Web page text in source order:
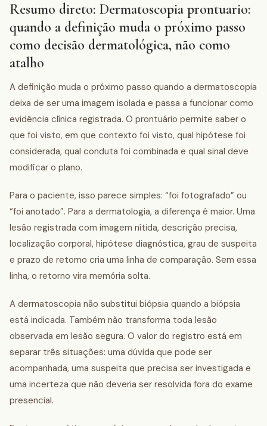
Resumo direto: Dermatoscopia prontuario:
quando a definição muda o próximo passo
como decisão dermatológica, não como
atalho
A definição muda o próximo passo quando a dermatoscopia
deixa de ser uma imagem isolada e passa a funcionar como
evidência clínica registrada. O prontuário permite saber o
que foi visto, em que contexto foi visto, qual hipótese foi
considerada, qual conduta foi combinada e qual sinal deve
modificar o plano.
Para o paciente, isso parece simples: “foi fotografado” ou
“foi anotado”. Para a dermatologia, a diferença é maior. Uma
lesão registrada com imagem nítida, descrição precisa,
localização corporal, hipótese diagnóstica, grau de suspeita
e prazo de retorno cria uma linha de comparação. Sem essa
linha, o retorno vira memória solta.
A dermatoscopia não substitui biópsia quando a biópsia
está indicada. Também não transforma toda lesão
observada em lesão segura. O valor do registro está em
separar três situações: uma dúvida que pode ser
acompanhada, uma suspeita que precisa ser investigada e
uma incerteza que não deveria ser resolvida fora do exame
presencial.